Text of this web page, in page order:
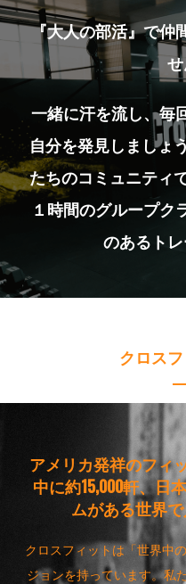
『大人の部活』で仲
せ
一緒に汗を流し、毎
自分を発見しましょ
たちのコミュニティ
１時間のグループク
のあるトレ
クロス
アメリカ発祥のフィ
中に約15,000軒、日
ムがある世界
クロスフィットは「世界中
ジョンを持っています。私